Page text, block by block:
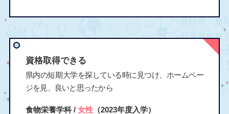
資格取得できる
県内の短期大学を探している時に見つけ、ホームペー
ジを見、良いと思ったから
食物栄養学科 / 女性（2023年度入学）